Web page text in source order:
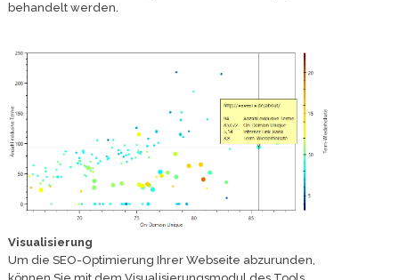
behandelt werden.
Visualisierung
Um die SEO-Optimierung Ihrer Webseite abzurunden,